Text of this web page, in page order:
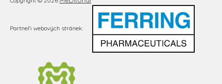
Partneři webových stránek: